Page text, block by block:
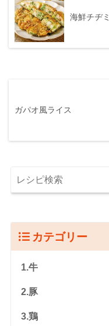
海鮮チヂミ
ガパオ風ライス
カテゴリー
1.牛
2.豚
3.鶏